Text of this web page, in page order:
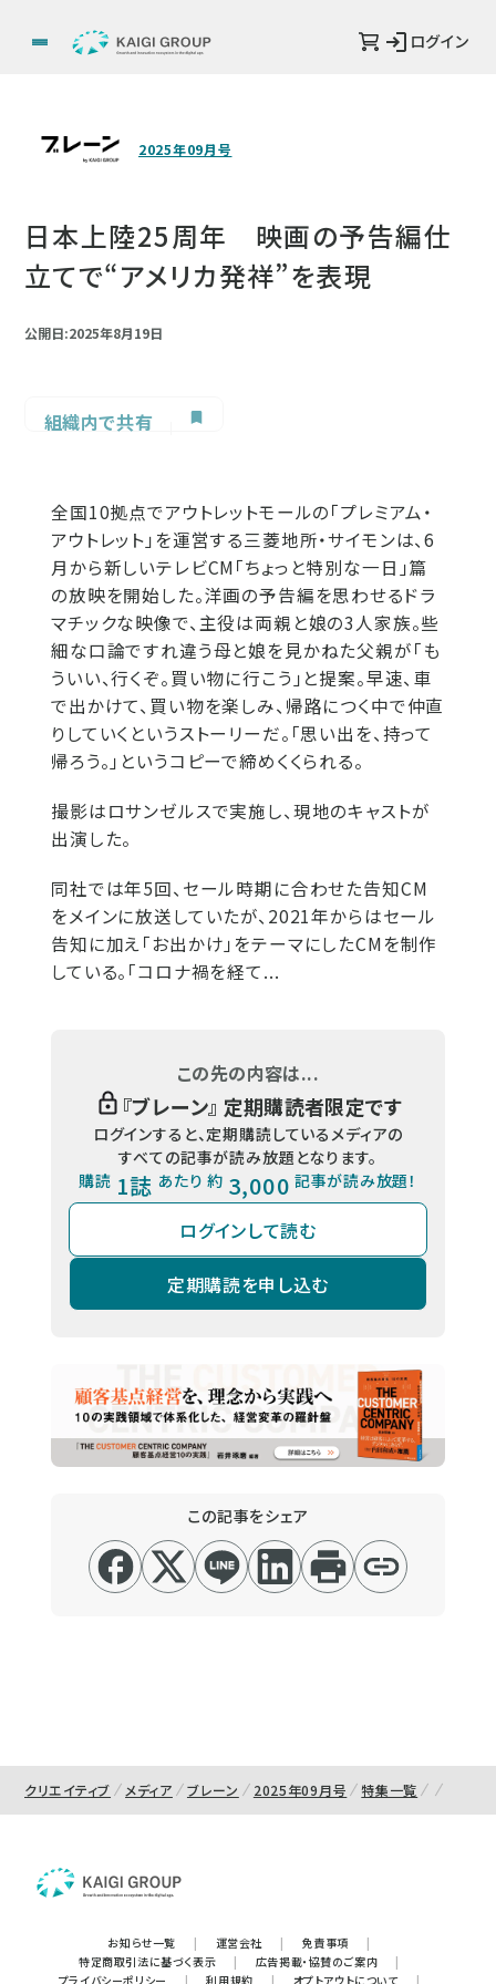
ログイン
2025年09月号
日本上陸25周年 映画の予告編仕
立てで“アメリカ発祥”を表現
公開日:2025年8月19日
組織内で共有
全国10拠点でアウトレットモールの「プレミアム・
アウトレット」を運営する三菱地所・サイモンは、6
月から新しいテレビCM「ちょっと特別な一日」篇
の放映を開始した。洋画の予告編を思わせるドラ
マチックな映像で、主役は両親と娘の3人家族。些
細な口論ですれ違う母と娘を見かねた父親が「も
ういい、行くぞ。買い物に行こう」と提案。早速、車
で出かけて、買い物を楽しみ、帰路につく中で仲直
りしていくというストーリーだ。「思い出を、持って
帰ろう。」というコピーで締めくくられる。
撮影はロサンゼルスで実施し、現地のキャストが
出演した。
同社では年5回、セール時期に合わせた告知CM
をメインに放送していたが、2021年からはセール
告知に加え「お出かけ」をテーマにしたCMを制作
している。「コロナ禍を経て...
この先の内容は...
『ブレーン』 定期購読者限定です
ログインすると、定期購読しているメディアの
すべての記事が読み放題となります。
購読 1誌 あたり 約 3,000 記事が読み放題！
ログインして読む
定期購読を申し込む
この記事をシェア
クリエイティブ メディア ブレーン 2025年09月号 特集一覧
お知らせ一覧 | 運営会社 | 免責事項
|
特定商取引法に基づく表示
| 広告掲載・協賛のご案内
|
プライバシーポリシー
| 利用規約 | オプトアウトについて |